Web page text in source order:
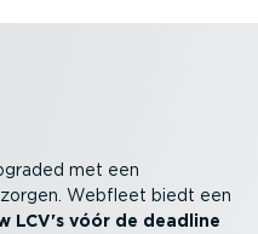
met een
Webfleet biedt een
LCV's vóór de deadline